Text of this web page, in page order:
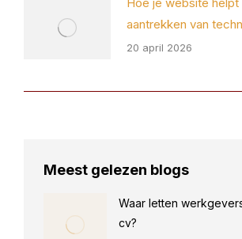
aantrekken van
20 april 2026
Meest gelezen blogs
Waar letten
cv?